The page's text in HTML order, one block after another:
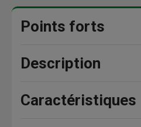
Points forts
Description
Caractéristiques